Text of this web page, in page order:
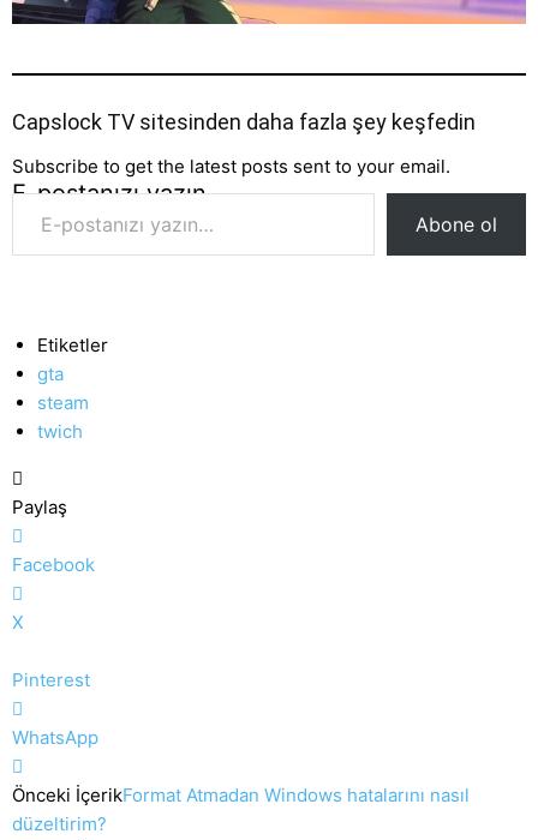
Capslock TV sitesinden daha fazla şey keşfedin
Subscribe to get the latest posts sent to your email.
E-postanızı yazın…
Abone ol
Etiketler
gta
steam
twich
Paylaş
Facebook
X
Pinterest
WhatsApp
Önceki İçerikFormat Atmadan Windows hatalarını nasıl
düzeltirim?